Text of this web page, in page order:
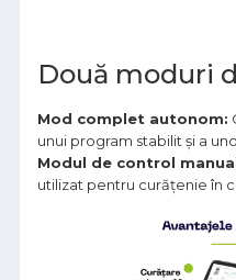
Două moduri
Mod complet autonom:
unui program stabilit și a
Modul de control
utilizat pentru curățenie în